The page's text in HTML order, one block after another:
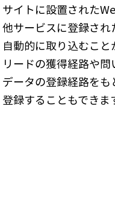
サイトに設置された
他サービスに登録され
自動的に取り込むこと
リードの獲得経路や問
データの登録経路を
登録することもできま